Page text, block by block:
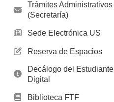
Trámites Administrativos
(Secretaría)
Sede Electrónica US
Reserva de Espacios
Decálogo del Estudiante
Digital
Biblioteca FTF